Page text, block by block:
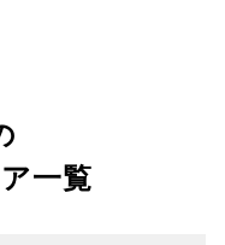
一覧